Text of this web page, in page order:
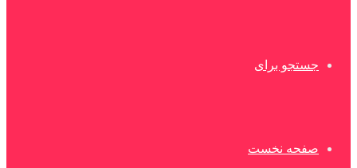
جستجو برای
صفحه نخست